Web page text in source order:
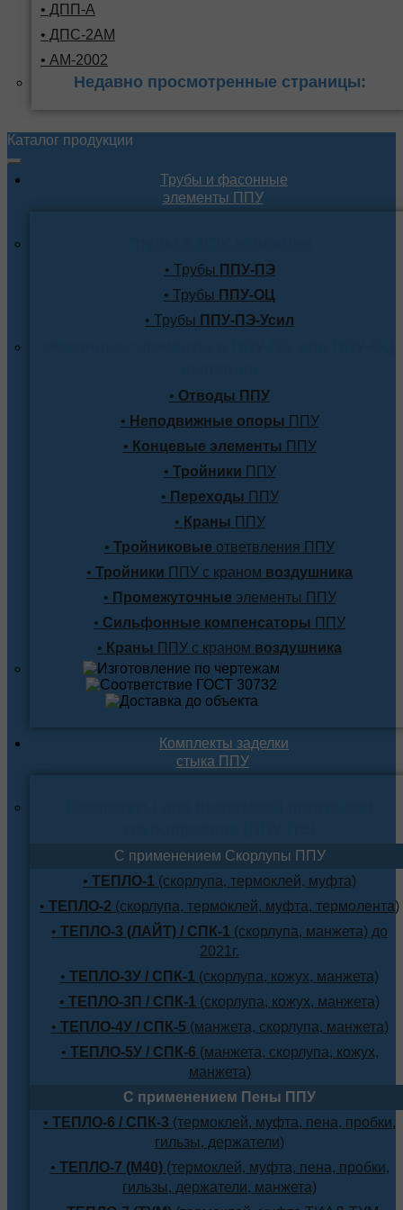
• ДПП-А
• ДПС-2АМ
• АМ-2002
Недавно просмотренные страницы:
Каталог продукции
Трубы и фасонные
элементы ППУ
• Трубы ППУ-ПЭ
• Трубы ППУ-ОЦ
• Трубы ППУ-ПЭ-Усил
• Отводы ППУ
• Неподвижные опоры ППУ
• Концевые элементы ППУ
• Тройники ППУ
• Переходы ППУ
• Краны ППУ
• Тройниковые ответвления ППУ
• Тройники ППУ с краном воздушника
• Промежуточные элементы ППУ
• Сильфонные компенсаторы ППУ
• Краны ППУ с краном воздушника
Комплекты заделки
стыка ППУ
С применением Скорлупы ППУ
• ТЕПЛО-1 (скорлупа, термоклей, муфта)
• ТЕПЛО-2 (скорлупа, термоклей, муфта, термолента)
• ТЕПЛО-3 (ЛАЙТ) / СПК-1 (скорлупа, манжета) до
2021г.
• ТЕПЛО-3У / СПК-1 (скорлупа, кожух, манжета)
• ТЕПЛО-3П / СПК-1 (скорлупа, кожух, манжета)
• ТЕПЛО-4У / СПК-5 (манжета, скорлупа, манжета)
• ТЕПЛО-5У / СПК-6 (манжета, скорлупа, кожух,
манжета)
С применением Пены ППУ
• ТЕПЛО-6 / СПК-3 (термоклей, муфта, пена, пробки,
гильзы, держатели)
• ТЕПЛО-7 (М40)(термоклей, муфта, пена, пробки,
гильзы, держатели, манжета)